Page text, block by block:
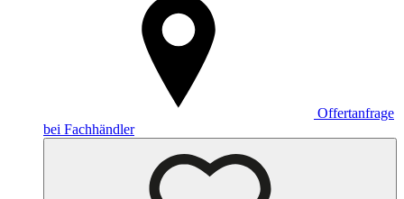
Offertanfrage
bei Fachhändler